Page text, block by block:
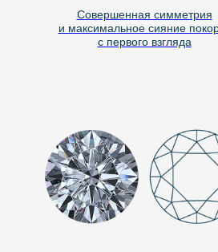
Совершенная симметрия
и максимальное сияние покорит
с первого взгляда